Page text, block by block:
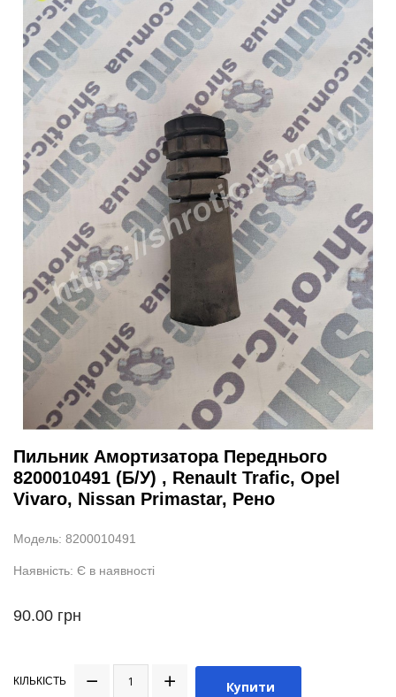
Пильник Амортизатора Переднього
8200010491 (Б/У) , Renault Trafic, Opel
Vivaro, Nissan Primastar, Рено
Модель: 8200010491
Наявність: Є в наявності
90.00 грн
КІЛЬКІСТЬ Купити